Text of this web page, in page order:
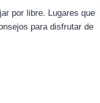
por libre. Lugares que
para disfrutar de